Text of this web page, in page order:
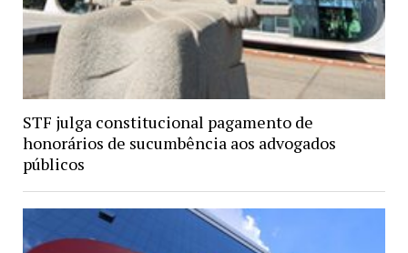
STF julga constitucional pagamento de
honorários de sucumbência aos advogados
públicos